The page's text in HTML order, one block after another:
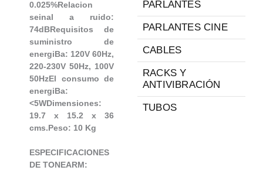
0.025%Relacion
seinal a ruido:
74dBRequisitos de
suministro de
energiВ­a: 120V 60Hz,
220-230V 50Hz, 100V
50HzEl consumo de
energiВ­a:
<5WDimensiones:
19.7 x 15.2 x 36
cms.Peso: 10 Kg
ESPECIFICACIONES
DE TONEARM:
PARLANTES
PARLANTES CINE
CABLES
RACKS Y
ANTIVIBRACIÓN
TUBOS